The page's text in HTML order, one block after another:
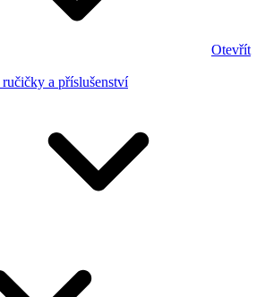
Otevřít
a příslušenství